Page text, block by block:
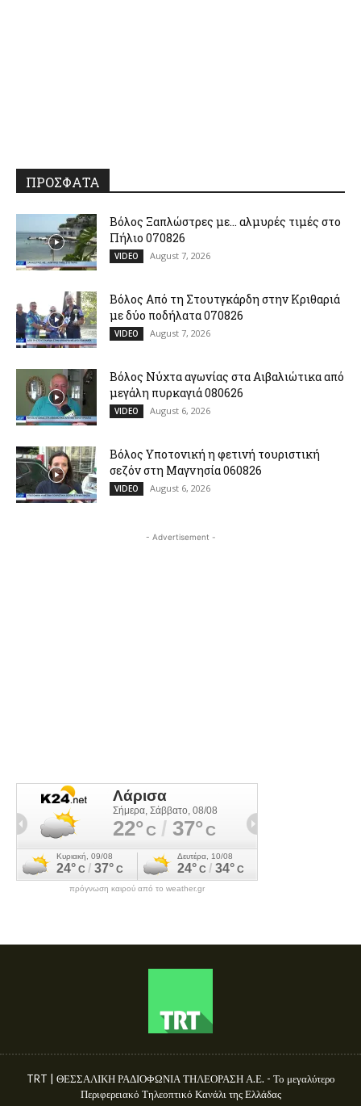
ΠΡΟΣΦΑΤΑ
Βόλος Ξαπλώστρες με… αλμυρές τιμές στο
Πήλιο 070826
VIDEO August 7, 2026
Βόλος Από τη Στουτγκάρδη στην Κριθαριά
με δύο ποδήλατα 070826
VIDEO August 7, 2026
Βόλος Νύχτα αγωνίας στα Αιβαλιώτικα από
μεγάλη πυρκαγιά 080626
VIDEO August 6, 2026
Βόλος Υποτονική η φετινή τουριστική
σεζόν στη Μαγνησία 060826
VIDEO August 6, 2026
- Advertisement -
πρόγνωση καιρού από το weather.gr
TRT | ΘΕΣΣΑΛΙΚΗ ΡΑΔΙΟΦΩΝΙΑ ΤΗΛΕΟΡΑΣΗ Α.Ε. - Το μεγαλύτερο
Περιφερειακό Τηλεοπτικό Κανάλι της Ελλάδας